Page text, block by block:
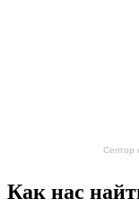
Септор
Как нас